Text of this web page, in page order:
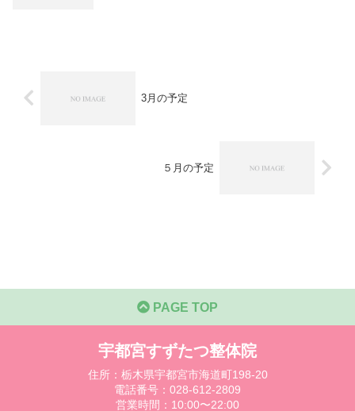
3月の予定
５月の予定
PAGE TOP
宇都宮すずたつ整体院
住所：栃木県宇都宮市海道町198-20
電話番号：028-612-2809
営業時間：10:00〜22:00